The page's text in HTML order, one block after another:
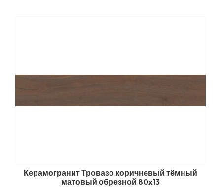
Керамогранит Тровазо коричневый тёмный
матовый обрезной 80x13